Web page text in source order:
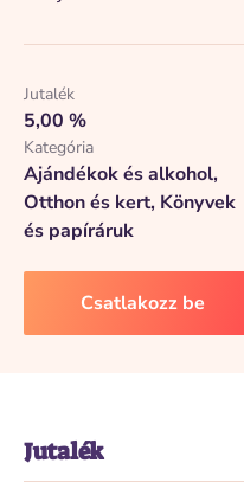
Jutalék
5,00 %
Kategória
Ajándékok és alkohol,
Otthon és kert, Könyvek
és papíráruk
Csatlakozz be
Jutalék